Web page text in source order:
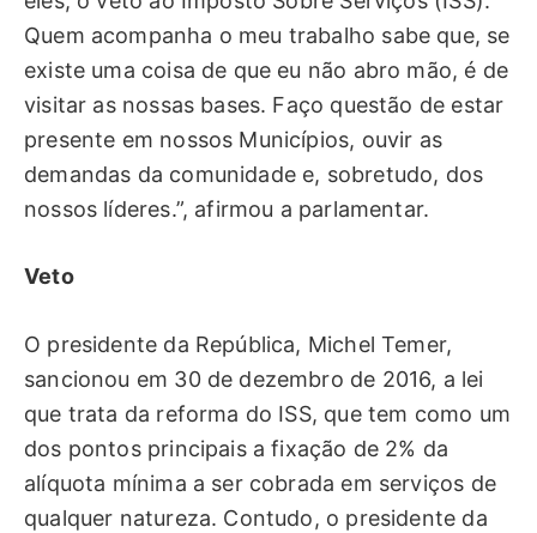
Quem acompanha o meu trabalho sabe que, se
existe uma coisa de que eu não abro mão, é de
visitar as nossas bases. Faço questão de estar
presente em nossos Municípios, ouvir as
demandas da comunidade e, sobretudo, dos
nossos líderes.”, afirmou a parlamentar.
Veto
O presidente da República, Michel Temer,
sancionou em 30 de dezembro de 2016, a lei
que trata da reforma do ISS, que tem como um
dos pontos principais a fixação de 2% da
alíquota mínima a ser cobrada em serviços de
qualquer natureza. Contudo, o presidente da